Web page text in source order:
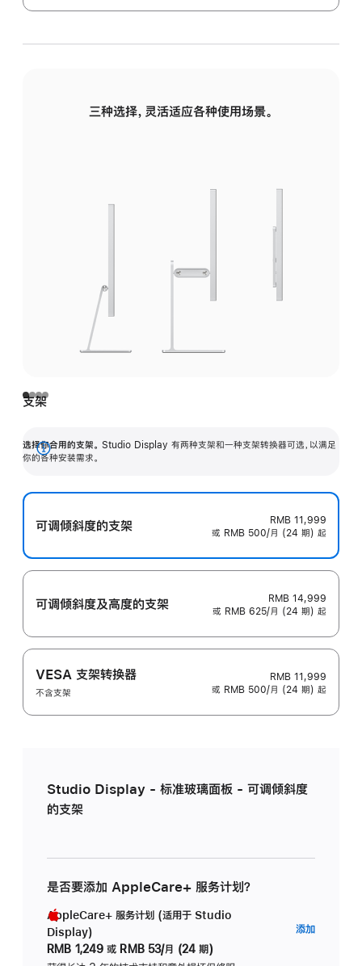
三种选择，灵活适应各种使用场景。
支架
选择你合用的支架。 Studio Display 有两种支架和一种支架转换器可选，以满足
你的各种安装需求。
展
可调倾斜度的支架
RMB 11,999
或 RMB 500/月 (24 期) 起
可调倾斜度及高‍度的支‍架
RMB 14,999
或 RMB 625/月 (24 期) 起
VESA 支架转换器
不含支架
RMB 11,999
或 RMB 500/月 (24 期) 起
Studio Display - 标准玻璃面板 - 可调倾斜度
的支架
是否要添加 AppleCare+ 服务计划？
AppleCare+ 服务计划 (适用于 Studio
Display)
RMB 1,249 或 RMB 53/月 (24 期)
添加